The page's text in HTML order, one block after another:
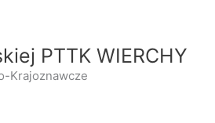
PTTK WIERCHY
Krajoznawcze